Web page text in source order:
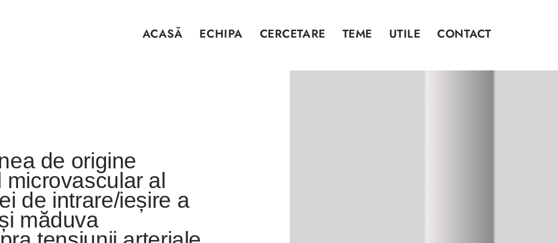
ACASĂ ECHIPA CERCETARE TEME UTILE CONTACT
de origine
al
de intrare/ieșire a
măduva